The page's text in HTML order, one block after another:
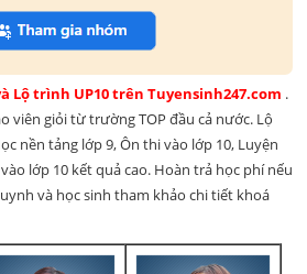
Lộ trình UP10 trên Tuyensinh247.com .
viên giỏi từ trường TOP đầu cả nước. Lộ
nền tảng lớp 9, Ôn thi vào lớp 10, Luyện
lớp 10 kết quả cao. Hoàn trả học phí nếu
và học sinh tham khảo chi tiết khoá